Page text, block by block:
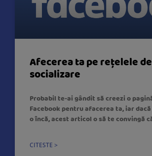
Afecerea ta pe rețelele de
socializare
Probabil te-ai gândit să creezi o
Facebook pentru afacerea ta, iar
o încă, acest articol o să te convingă
CITESTE >